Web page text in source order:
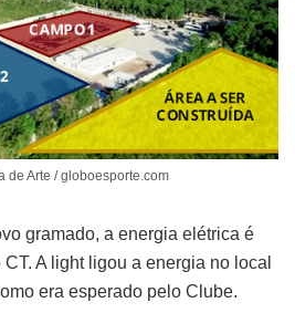
de Arte / globoesporte.com
gramado, a energia elétrica é
A light ligou a energia no local
era esperado pelo Clube.